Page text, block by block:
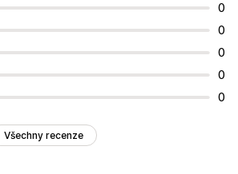
0
0
0
0
0
Všechny recenze